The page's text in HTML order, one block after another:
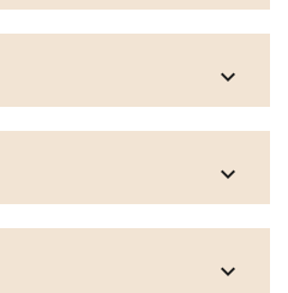
expand_more
expand_more
expand_more